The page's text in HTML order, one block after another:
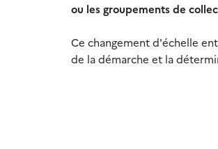
ou les groupements de
Ce changement d'échelle
de la démarche et la